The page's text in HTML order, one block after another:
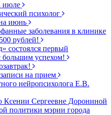
июле
психолог
июнь
заболевания в клинике
рублей!
состоялся первый
большим успехом!
на прием
нейропсихолога Е.В.
Ксении Сергеевне Дорониной
политики мэрии города